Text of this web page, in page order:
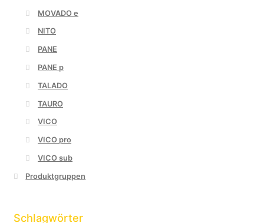
MOVADO e
NITO
PANE
PANE p
TALADO
TAURO
VICO
VICO pro
VICO sub
Produktgruppen
Schlagwörter